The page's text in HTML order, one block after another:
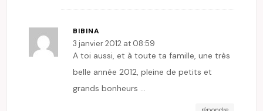
BIBINA
3 janvier 2012 at 08:59
A toi aussi, et à toute ta famille, une très
belle année 2012, pleine de petits et
grands bonheurs …